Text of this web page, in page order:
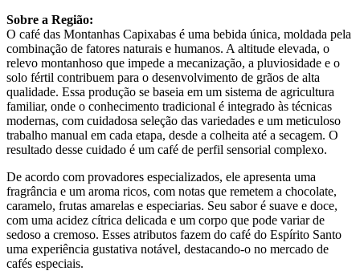
Sobre a Região:
O café das Montanhas Capixabas é uma bebida única, moldada pela
combinação de fatores naturais e humanos. A altitude elevada, o
relevo montanhoso que impede a mecanização, a pluviosidade e o
solo fértil contribuem para o desenvolvimento de grãos de alta
qualidade. Essa produção se baseia em um sistema de agricultura
familiar, onde o conhecimento tradicional é integrado às técnicas
modernas, com cuidadosa seleção das variedades e um meticuloso
trabalho manual em cada etapa, desde a colheita até a secagem. O
resultado desse cuidado é um café de perfil sensorial complexo.
De acordo com provadores especializados, ele apresenta uma
fragrância e um aroma ricos, com notas que remetem a chocolate,
caramelo, frutas amarelas e especiarias. Seu sabor é suave e doce,
com uma acidez cítrica delicada e um corpo que pode variar de
sedoso a cremoso. Esses atributos fazem do café do Espírito Santo
uma experiência gustativa notável, destacando-o no mercado de
cafés especiais.